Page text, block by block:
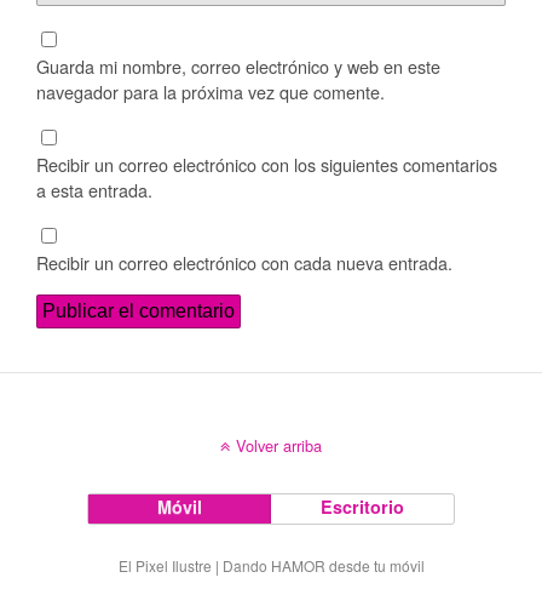
Guarda mi nombre, correo electrónico y web en este
navegador para la próxima vez que comente.
Recibir un correo electrónico con los siguientes comentarios
a esta entrada.
Recibir un correo electrónico con cada nueva entrada.
Volver arriba
Móvil Escritorio
El Pixel Ilustre | Dando HAMOR desde tu móvil